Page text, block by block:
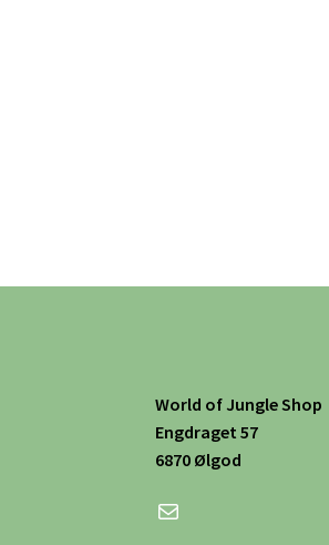
World of Jungle Shop
Engdraget 57
6870 Ølgod
Mail